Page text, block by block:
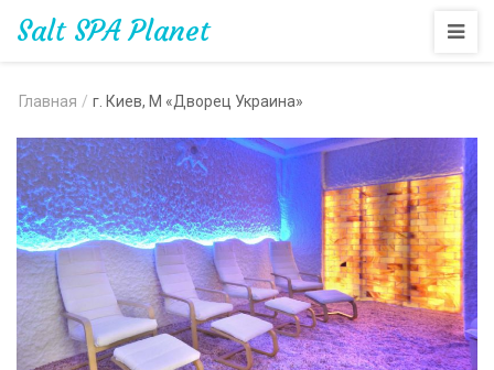
Salt SPA Planet
Главная / г. Киев, М «Дворец Украина»